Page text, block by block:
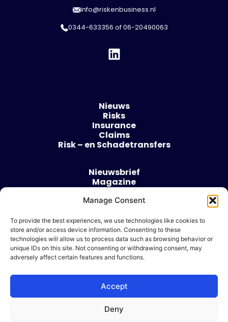
Manage Consent
To provide the best experiences, we use technologies like cookies to
store and/or access device information. Consenting to these
technologies will allow us to process data such as browsing behavior or
unique IDs on this site. Not consenting or withdrawing consent, may
adversely affect certain features and functions.
Accept
Deny
info@riskenbusiness.nl
0344-633356 of06-20490063
Nieuws
Risks
Insurance
Claims
Risk – en Schadetransfers
Nieuwsbrief
Magazine
Over
Algemene voorwaarden
Cookie beleid
Ik wil adverteren